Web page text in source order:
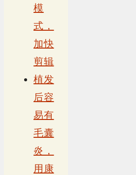
模
式，
加快
剪辑
植发
后容
易有
毛囊
炎，
用康